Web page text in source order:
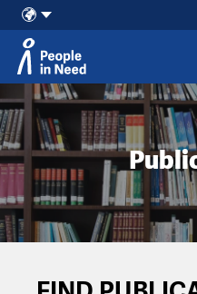
Skip to content